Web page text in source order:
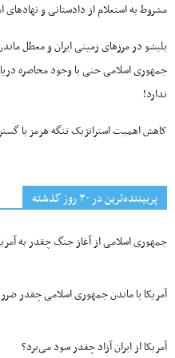
مشروط به استعلام از دادستانی و نهادهای
بلبشو در مرزهای زمینی ایران و معطل
جمهوری اسلامی حتی با وجود محاصره
ندارد!
کاهش اهمیت استراتژیک تنگه‌ هرمز با
پربیننده‌ترین‌ در ۳۰ روز گذشته
جمهوری اسلامی از آغاز جنگ چقدر به
آمریکا با ماندن جمهوری اسلامی چقدر
آمریکا از ایران آزاد چقدر سود می‌برد؟